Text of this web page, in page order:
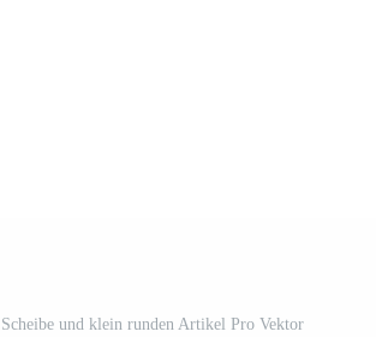
und klein runden Artikel Pro Vektor